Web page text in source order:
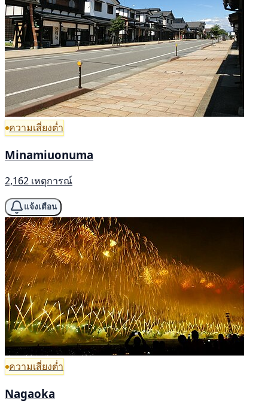
ความเสี่ยงต่ำ
Minamiuonuma
2,162 เหตุการณ์
แจ้งเตือน
ความเสี่ยงต่ำ
Nagaoka